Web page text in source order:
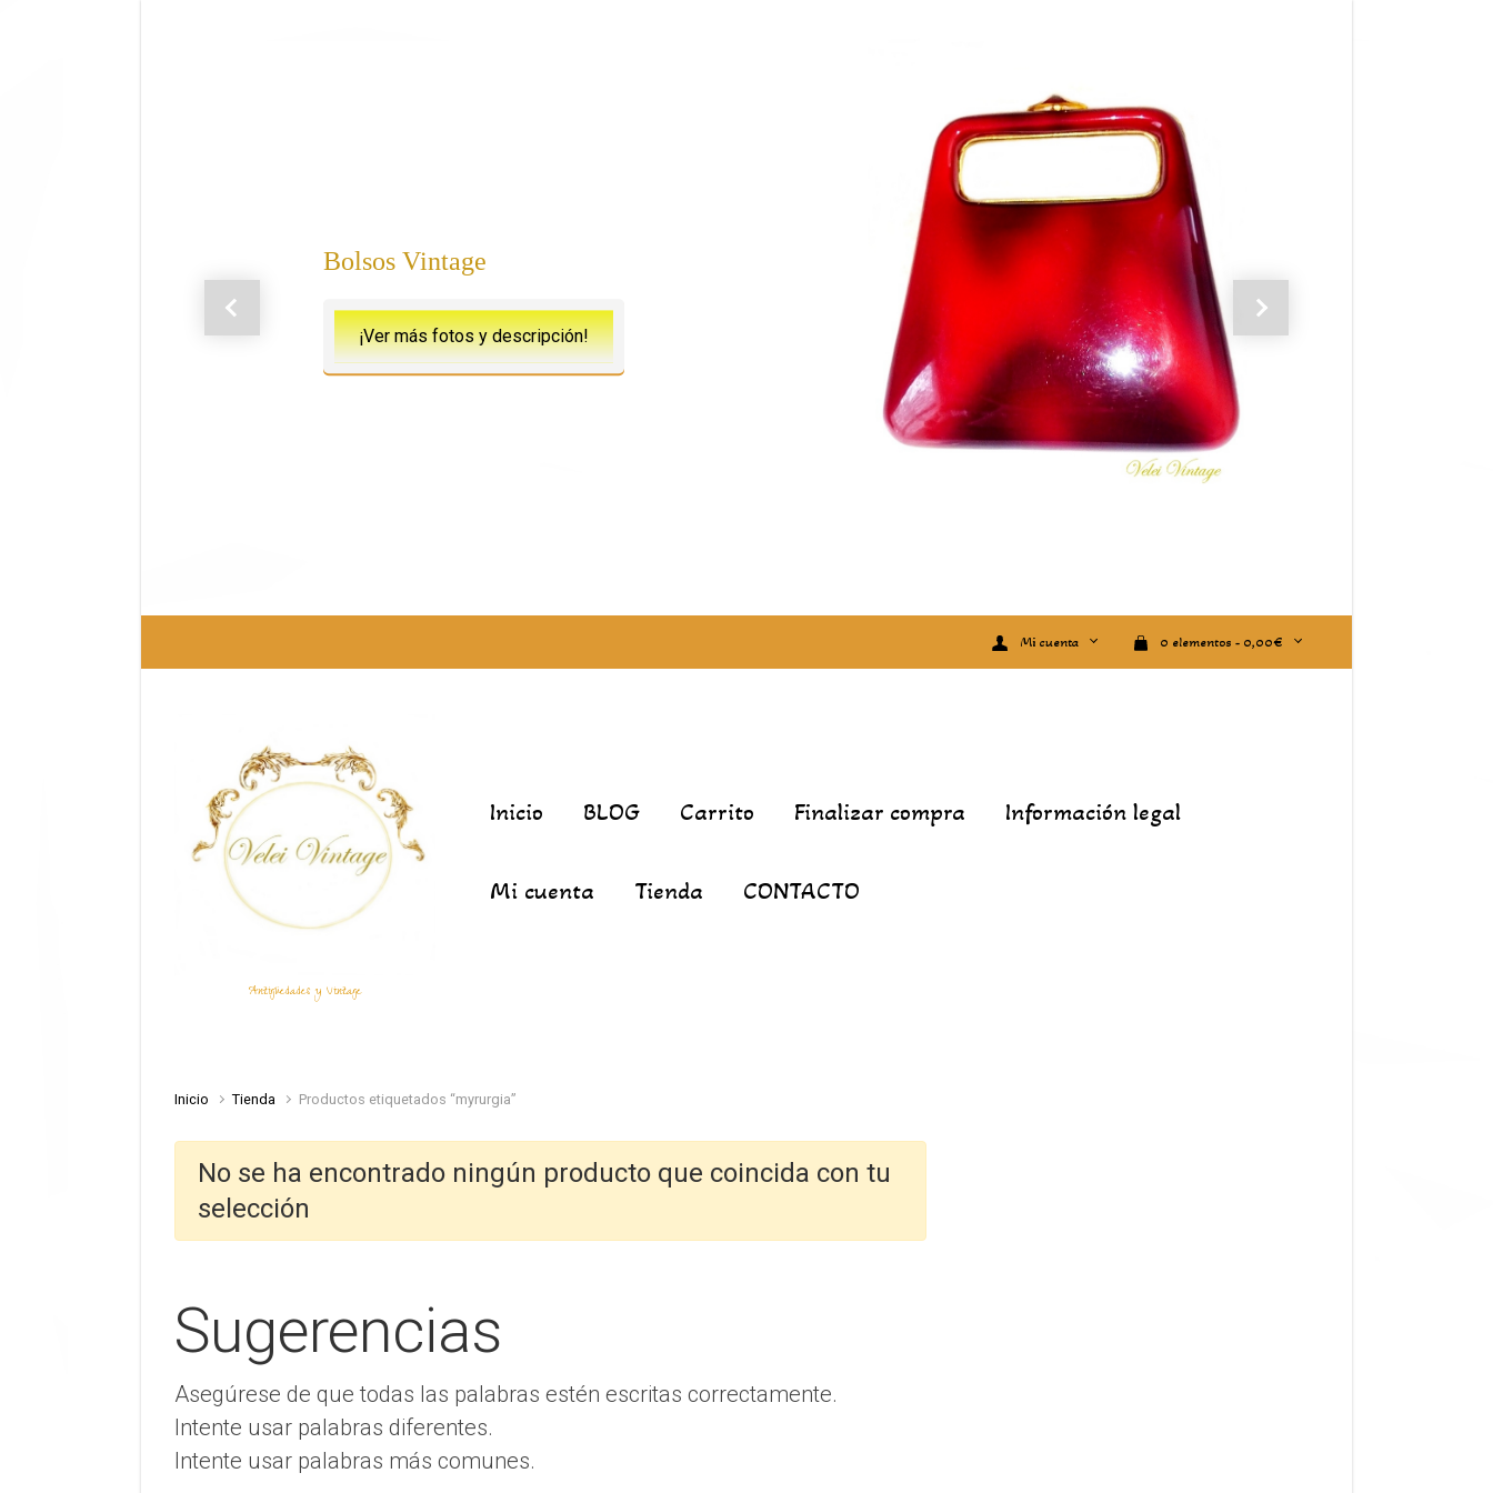
Bolsos Vintage
¡Ver más fotos y descripción!
Anterior Siguiente
Mi cuenta 0 elementos - 0,00€
Antigüedades y Vintage
Inicio BLOG Carrito Finalizar compra Información legal
Mi cuenta Tienda CONTACTO
Inicio Tienda Productos etiquetados “myrurgia”
No se ha encontrado ningún producto que coincida con tu
selección
Sugerencias
Asegúrese de que todas las palabras estén escritas correctamente.
Intente usar palabras diferentes.
Intente usar palabras más comunes.